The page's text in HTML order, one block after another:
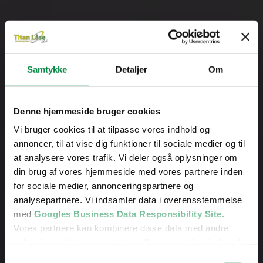
Samtykke Detaljer Om
Denne hjemmeside bruger cookies
Vi bruger cookies til at tilpasse vores indhold og
annoncer, til at vise dig funktioner til sociale medier og til
at analysere vores trafik. Vi deler også oplysninger om
din brug af vores hjemmeside med vores partnere inden
for sociale medier, annonceringspartnere og
analysepartnere. Vi indsamler data i overensstemmelse
med Googles Business Data Responsibility Site.
Vores partnere kan kombinere disse data med andre
Kvalitetsbevidst
låsesmed Farum
5 ud af 5 stjerner på Google